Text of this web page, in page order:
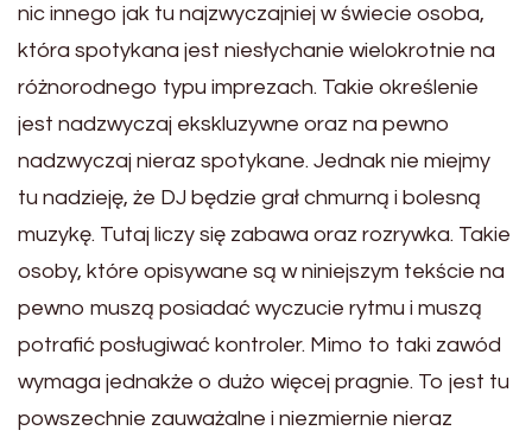
nic innego jak tu najzwyczajniej w świecie osoba,
która spotykana jest niesłychanie wielokrotnie na
różnorodnego typu imprezach. Takie określenie
jest nadzwyczaj ekskluzywne oraz na pewno
nadzwyczaj nieraz spotykane. Jednak nie miejmy
tu nadzieję, że DJ będzie grał chmurną i bolesną
muzykę. Tutaj liczy się zabawa oraz rozrywka. Takie
osoby, które opisywane są w niniejszym tekście na
pewno muszą posiadać wyczucie rytmu i muszą
potrafić posługiwać kontroler. Mimo to taki zawód
wymaga jednakże o dużo więcej pragnie. To jest tu
powszechnie zauważalne i niezmiernie nieraz